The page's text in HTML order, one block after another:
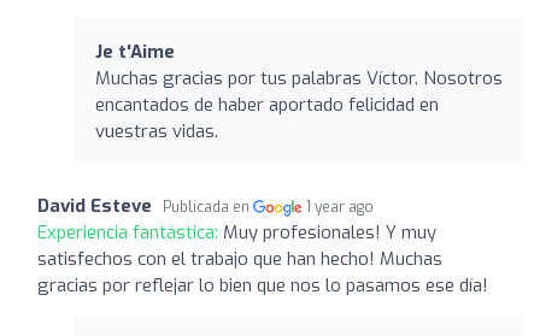
Je t'Aime
Muchas gracias por tus palabras Víctor. Nosotros
encantados de haber aportado felicidad en
vuestras vidas.
David Esteve Publicada en 1 year ago
Experiencia fantástica: Muy profesionales! Y muy
satisfechos con el trabajo que han hecho! Muchas
gracias por reflejar lo bien que nos lo pasamos ese día!